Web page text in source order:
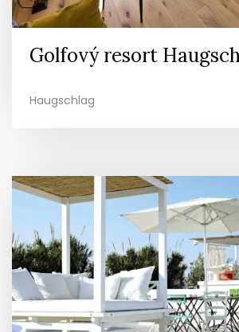
Golfový resort
Haugschlag